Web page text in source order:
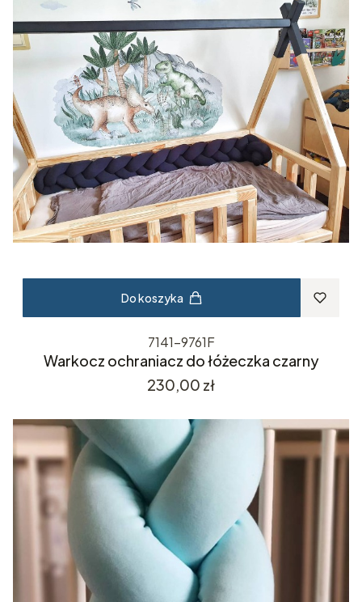
Do koszyka
7141-9761F
Warkocz ochraniacz do łóżeczka czarny
Cena
230,00 zł